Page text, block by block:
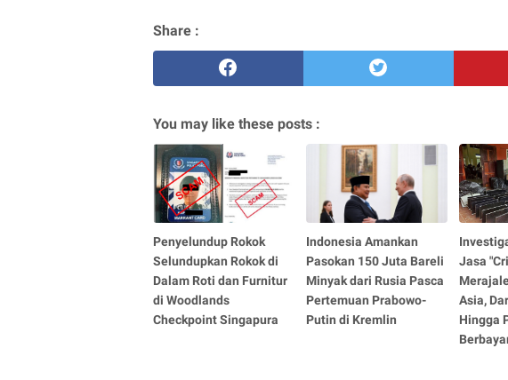
Share :
You may like these posts :
Penyelundup Rokok
Selundupkan Rokok di
Dalam Roti dan Furnitur
di Woodlands
Checkpoint Singapura
Indonesia Amankan
Pasokan 150 Juta Bareli
Minyak dari Rusia Pasca
Pertemuan Prabowo-
Putin di Kremlin
Jasa
Asia,
Hingga